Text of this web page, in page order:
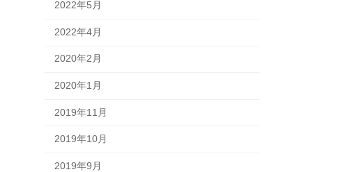
2022年5月
2022年4月
2020年2月
2020年1月
2019年11月
2019年10月
2019年9月